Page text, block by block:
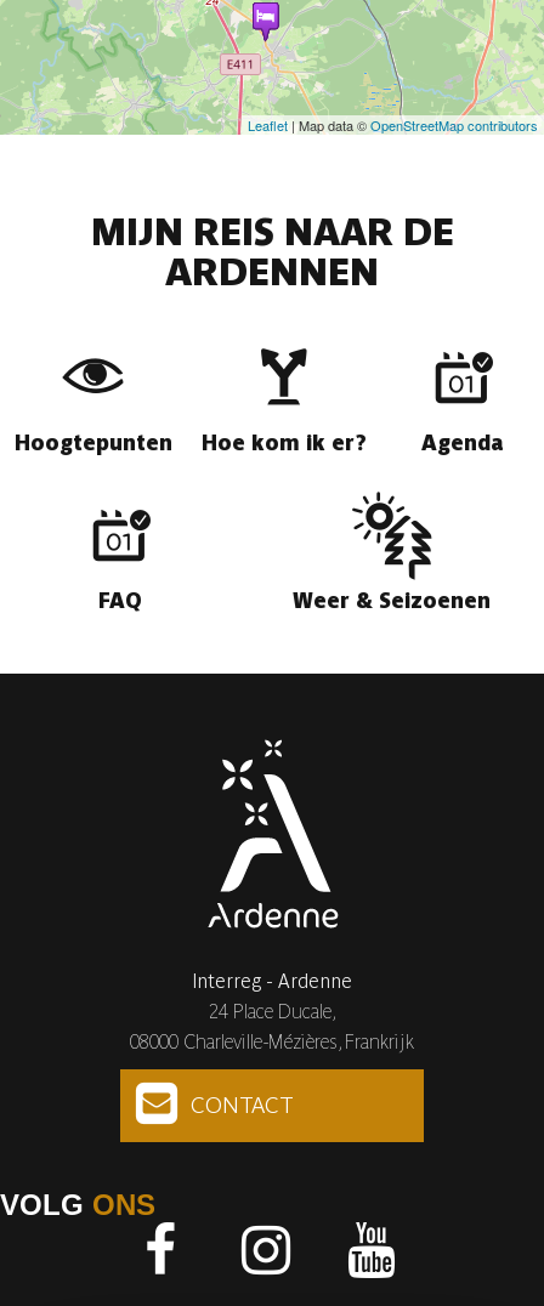
Leaflet | Map data ©OpenStreetMap contributors
MIJN REIS NAAR DE
ARDENNEN
Hoogtepunten Hoe kom ik er? Agenda
FAQ Weer & Seizoenen
Interreg - Ardenne
24 Place Ducale,
08000 Charleville-Mézières, Frankrijk
CONTACT
VOLG ONS